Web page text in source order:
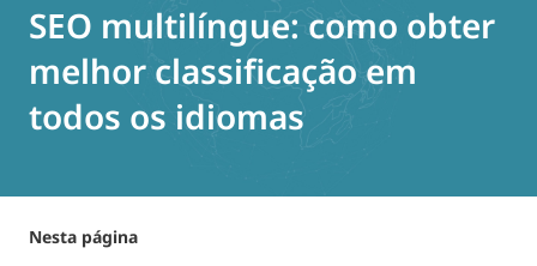
SEO multilíngue: como obter
melhor classificação em
todos os idiomas
Nesta página